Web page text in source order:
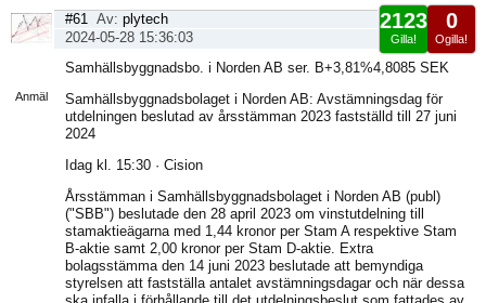
Anmäl
0
Ogilla!
2123
Gilla!
#61 Av: plytech
2024-05-28 15:36:03
Samhällsbyggnadsbo. i Norden AB ser. B+3,81%4,8085 SEK
Samhällsbyggnadsbolaget i Norden AB: Avstämningsdag för
utdelningen beslutad av årsstämman 2023 fastställd till 27 juni
2024
Idag kl. 15:30 · Cision
Årsstämman i Samhällsbyggnadsbolaget i Norden AB (publ)
("SBB") beslutade den 28 april 2023 om vinstutdelning till
stamaktieägarna med 1,44 kronor per Stam A respektive Stam
B-aktie samt 2,00 kronor per Stam D-aktie. Extra
bolagsstämma den 14 juni 2023 beslutade att bemyndiga
styrelsen att fastställa antalet avstämningsdagar och när dessa